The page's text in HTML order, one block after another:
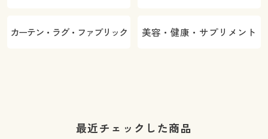
カーテン・ラグ・ファブリック 美容・健康・サプリメント
最近チェックした商品